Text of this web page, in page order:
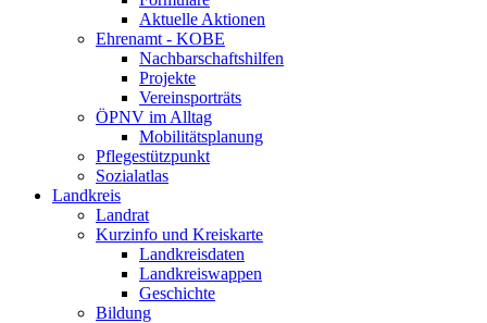
Aktuelle Aktionen
Ehrenamt - KOBE
Nachbarschaftshilfen
Projekte
Vereinsporträts
ÖPNV im Alltag
Mobilitätsplanung
Pflegestützpunkt
Sozialatlas
Landkreis
Landrat
Kurzinfo und Kreiskarte
Landkreisdaten
Landkreiswappen
Geschichte
Bildung